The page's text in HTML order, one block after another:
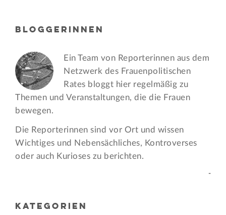
BLOGGERINNEN
Ein Team von Reporterinnen aus dem
Netzwerk des Frauen­politischen
Rates bloggt hier regelmäßig zu
Themen und Veran­staltungen, die die Frauen
bewegen.
Die Reporterinnen sind vor Ort und wissen
Wichtiges und Nebensächliches, Kontroverses
oder auch Kurioses zu berichten.
-
KATEGORIEN